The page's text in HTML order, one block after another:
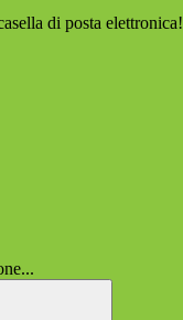
di posta elettronica!